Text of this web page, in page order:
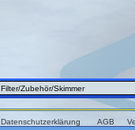
Datenschutzerklärung AGB